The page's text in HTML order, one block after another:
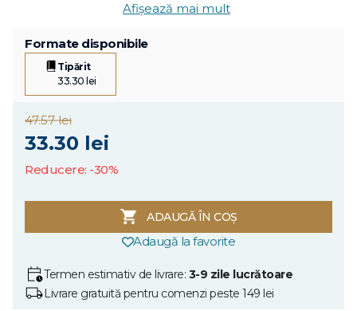
Afișează mai mult
Formate disponibile
Tipărit
33.30 lei
47.57 lei
33.30 lei
Reducere: -30%
ADAUGĂ ÎN COȘ
Adaugă la favorite
Termen estimativ de livrare: 3-9 zile lucrătoare
Livrare gratuită pentru comenzi peste 149 lei